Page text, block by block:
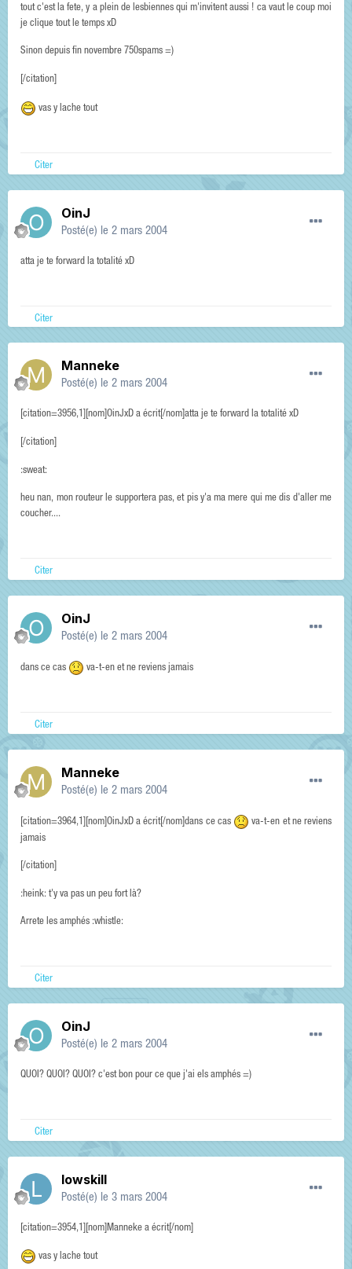
tout c'est la fete, y a plein de lesbiennes qui m'invitent aussi ! ca vaut le coup moi
je clique tout le temps xD
Sinon depuis fin novembre 750spams =)
[/citation]
vas y lache tout
Citer
OinJ
Posté(e) le 2 mars 2004
atta je te forward la totalité xD
Citer
Manneke
Posté(e) le 2 mars 2004
[citation=3956,1][nom]OinJxD a écrit[/nom]atta je te forward la totalité xD
[/citation]
:sweat:
heu nan, mon routeur le supportera pas, et pis y'a ma mere qui me dis d'aller me
coucher....
Citer
OinJ
Posté(e) le 2 mars 2004
dans ce cas va-t-en et ne reviens jamais
Citer
Manneke
Posté(e) le 2 mars 2004
[citation=3964,1][nom]OinJxD a écrit[/nom]dans ce cas
va-t-en et ne reviens
jamais
[/citation]
:heink: t'y va pas un peu fort là?
Arrete les amphés :whistle:
Citer
OinJ
Posté(e) le 2 mars 2004
QUOI? QUOI? QUOI? c'est bon pour ce que j'ai els amphés =)
Citer
lowskill
Posté(e) le 3 mars 2004
[citation=3954,1][nom]Manneke a écrit[/nom]
vas y lache tout